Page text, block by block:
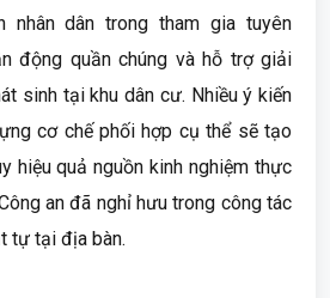
nhân dân trong tham gia tuyên
động quần chúng và hỗ trợ giải
sinh tại khu dân cư. Nhiều ý kiến
cơ chế phối hợp cụ thể sẽ tạo
hiệu quả nguồn kinh nghiệm thực
an đã nghỉ hưu trong công tác
tự tại địa bàn.